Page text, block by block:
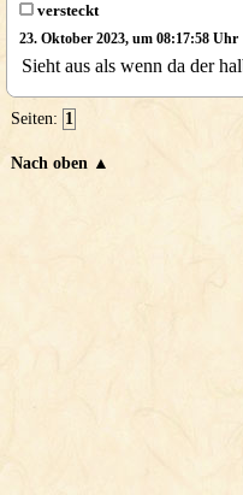
versteckt
23. Oktober 2023, um 08:17:58 Uhr
Sieht aus als wenn da der
Seiten: 1
Nach oben ▲